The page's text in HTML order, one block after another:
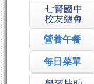
營養午餐
每日菜單